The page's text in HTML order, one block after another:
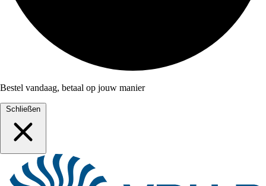
Bestel vandaag, betaal op jouw manier
Schließen